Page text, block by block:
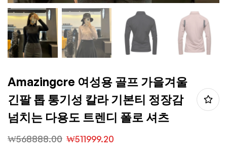
Amazingcre 여성용 골프 가을겨울
긴팔 톱 통기성 칼라 기본티 정장감
넘치는 다용도 트렌디 폴로 셔츠
₩568888.00 ₩511999.20